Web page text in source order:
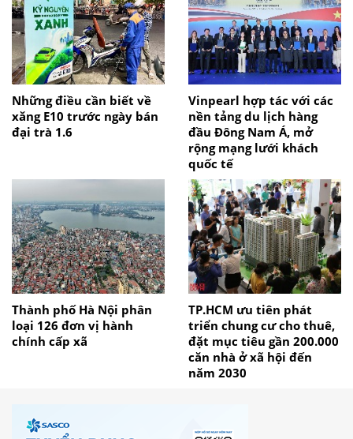
Những điều cần biết về
xăng E10 trước ngày bán
đại trà 1.6
Vinpearl hợp tác với các
nền tảng du lịch hàng
đầu Đông Nam Á, mở
rộng mạng lưới khách
quốc tế
Thành phố Hà Nội phân
loại 126 đơn vị hành
chính cấp xã
TP.HCM ưu tiên phát
triển chung cư cho thuê,
đặt mục tiêu gần 200.000
căn nhà ở xã hội đến
năm 2030